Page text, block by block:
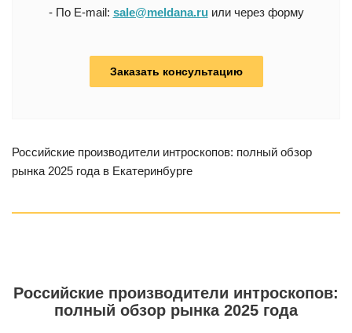
- По E-mail: sale@meldana.ruили через форму
Заказать консультацию
Российские производители интроскопов: полный обзор
рынка 2025 года в Екатеринбурге
Российские производители интроскопов:
полный обзор рынка 2025 года